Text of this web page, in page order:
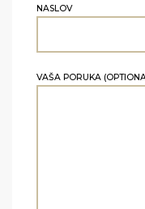
NASLOV
VAŠA PORUKA